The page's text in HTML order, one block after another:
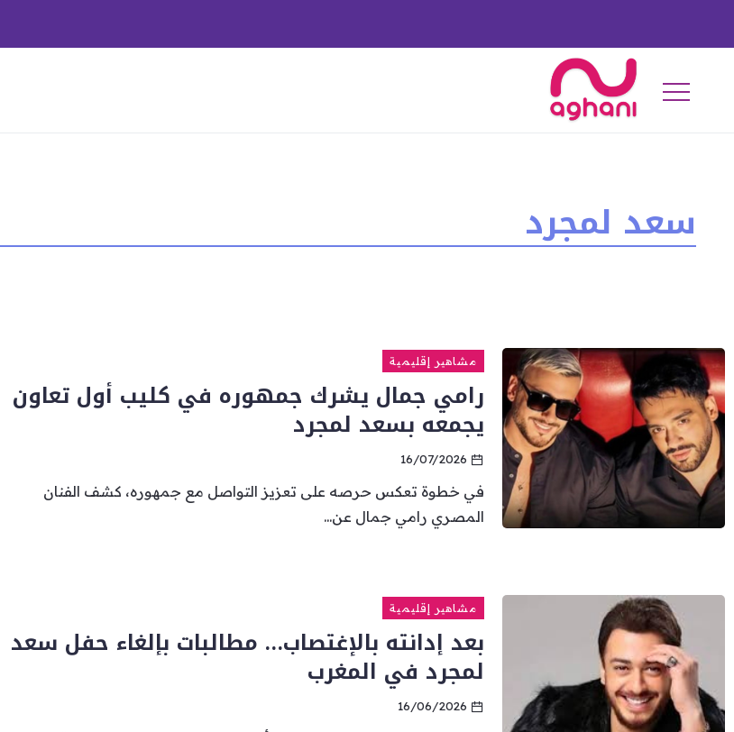
سعد لمجرد
مشاهير إقليمية
رامي جمال يشرك جمهوره في كليب أول تعاون
يجمعه بسعد لمجرد
16/07/2026
في خطوة تعكس حرصه على تعزيز التواصل مع جمهوره، كشف الفنان
المصري رامي جمال عن...
مشاهير إقليمية
بعد إدانته بالإغتصاب… مطالبات بإلغاء حفل سعد
لمجرد في المغرب
16/06/2026